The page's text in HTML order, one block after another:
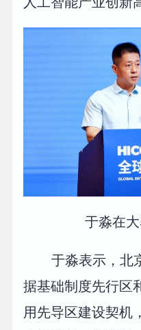
于淼在大
于淼表示，北
据基础制度先行区
用先导区建设契机